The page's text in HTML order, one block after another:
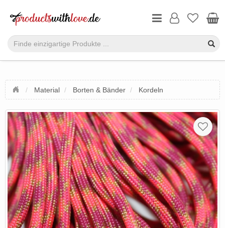
Material Borten & Bänder Kordeln